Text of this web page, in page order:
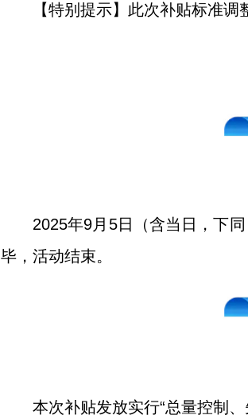
【特别提示】此次补贴标准
2025年9月5日（含当日，下
毕，活动结束。
本次补贴发放实行“总量控制、